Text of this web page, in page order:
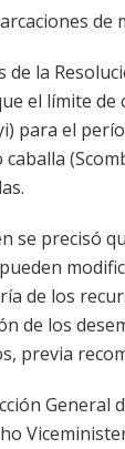
de
de la
el límite
para el
caballa
se precisó
de los
de los
previa
General